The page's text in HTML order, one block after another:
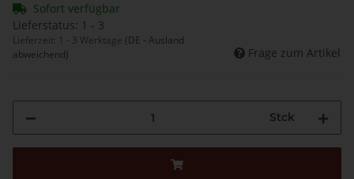
Sofort verfügbar
Lieferstatus: 1 - 3
Lieferzeit: 1 - 3 Werktage (DE - Ausland
abweichend)
Frage zum Artikel
Stck